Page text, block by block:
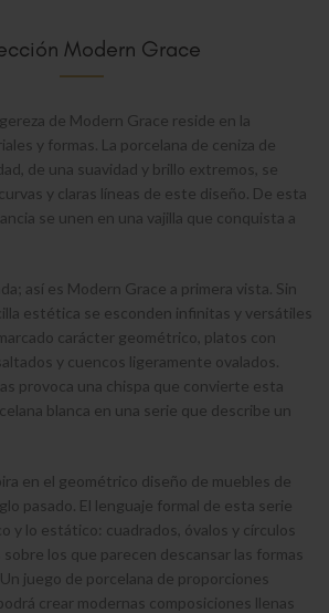
Modern Grace
de Modern Grace reside en la
y formas. La porcelana de ceniza de
de una suavidad y brillo extremos, se
y claras líneas de este diseño. De esta
se unen en una vajilla que conquista a
así es Modern Grace a primera vista. Sin
estética se esconden infinitas y versátiles
carácter geométrico, platos con
y cuencos ligeramente ovalados.
provoca una chispa que convierte esta
blanca en una serie que describe un
en el geométrico diseño de muebles de
pasado. El lenguaje formal de esta serie
y lo estático: cuadrados, óvalos y círculos
los que parecen descansar las formas
juego de porcelana de proporciones
crear modernas composiciones llenas